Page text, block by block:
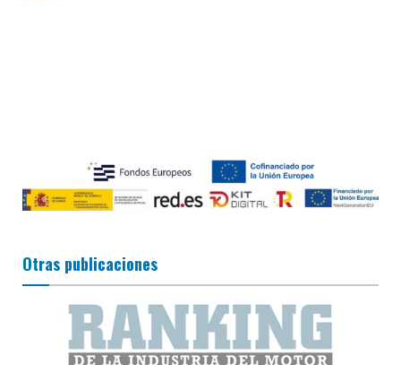
Otras publicaciones